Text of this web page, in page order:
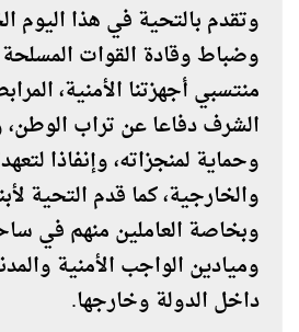
وتقدم بالتحية في هذا اليوم
وضباط وقادة القوات المسلحة
منتسبي أجهزتنا الأمنية،
الشرف دفاعا عن تراب الوطن،
وحماية لمنجزاته، وإنفاذا
والخارجية، كما قدم التحية
وبخاصة العاملين منهم في
وميادين الواجب الأمنية
داخل الدولة وخارجها.